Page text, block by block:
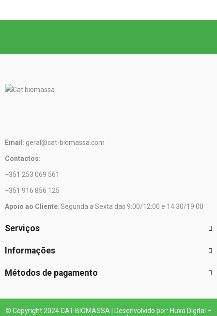
Email : geral@cat-biomassa.com
Contactos:
+351 253 069 561
+351 916 856 125
Apoio ao Cliente: Segunda a Sexta das 9:00/12:00 e 14:30/19:00
Serviços
Informações
Métodos de pagamento
© Copyright 2024 CAT-BIOMASSA | Desenvolvido por: Fluxo Digital –